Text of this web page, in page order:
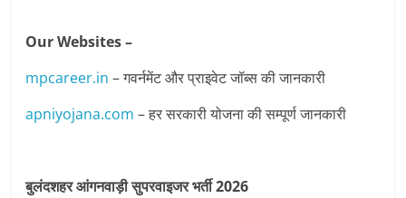
Our Websites –
mpcareer.in – गवर्नमेंट और प्राइवेट जॉब्‍स की जानकारी
apniyojana.com – हर सरकारी योजना की सम्पूर्ण जानकारी
बुलंदशहर आंगनवाड़ी सुपरवाइजर भर्ती 2026